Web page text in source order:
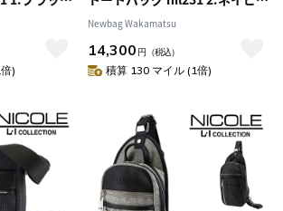
)
-60 メンズ
Newbag Wakamatsu
14,300 円 （税込）
積算 130 マイル (1倍)